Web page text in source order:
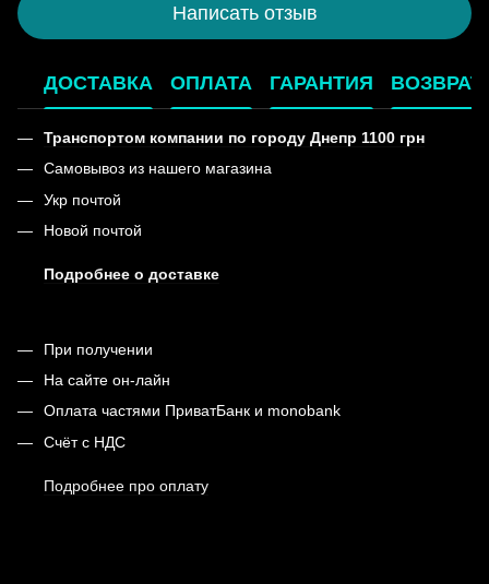
Написать отзыв
ДОСТАВКА ОПЛАТА ГАРАНТИЯ ВОЗВРАТ
Транспортом компании по городу Днепр 1100 грн
Самовывоз из нашего магазина
Укр почтой
Новой почтой
Подробнее о доставке
При получении
На сайте он-лайн
Оплата частями ПриватБанк и monobank
Счёт с НДС
Подробнее про оплату